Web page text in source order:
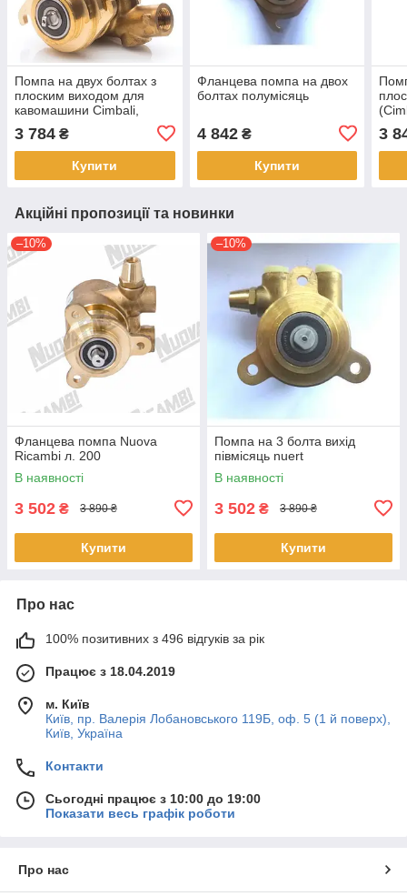
Помпа на двух болтах з
плоским виходом для
кавомашини Cimbali,
3 784 ₴
Купити
Фланцева помпа на двох
болтах полумісяць
4 842₴
Купити
3
Акційні пропозиції та новинки
–10%
Фланцева помпа Nuova
Ricambi л. 200
В наявності
3 502 ₴ 3 890 ₴
Купити
–10%
Помпа на 3 болта вихід
півмісяць nuert
В наявності
3 502 ₴ 3 890 ₴
Купити
Про нас
100% позитивних з 496 відгуків за рік
Працює з 18.04.2019
м. Київ
Київ, пр. Валерія Лобановського 119Б, оф. 5 (1 й поверх),
Київ, Україна
Контакти
Сьогодні працює з 10:00 до 19:00
Показати весь графік роботи
Про нас